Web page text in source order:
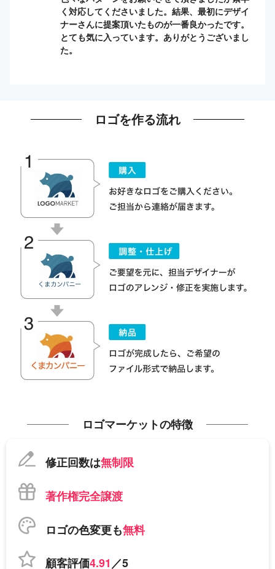
く対応してくださいました。結果、最初にデザイ
ナーさんに提案頂いたものが一番良かったです。
とても気に入っています。ありがとうございまし
た。
ロゴを作る流れ
ロゴマーケットの特徴
修正回数は無制限
著作権完全譲渡
ロゴの色変更も無料
顧客評価4.91／5